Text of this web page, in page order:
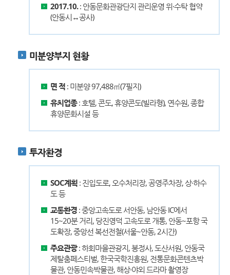
2017.10.: 안동문화관광단지 관리운영 위·수탁 협약
(안동시↔공사)
미분양부지 현황
면 적 : 미분양 97,488㎡(7필지)
유치업종: 호텔, 콘도, 휴양콘도(빌라형), 연수원, 종합
휴양문화시설 등
투자환경
SOC계획 : 진입도로, 오수처리장, 공영주차장, 상·하수
도 등
교통환경 : 중앙고속도로 서안동, 남안동 IC에서
15~20분 거리, 당진영덕 고속도로 개통, 안동~포항 국
도확장, 중앙선 복선전철(서울~안동, 2시간)
주요관광: 하회마을관광지, 봉정사, 도산서원, 안동국
제탈춤페스티벌, 한국국학진흥원, 전통문화콘텐츠박
물관, 안동민속박물관, 해상·야외 드라마 촬영장